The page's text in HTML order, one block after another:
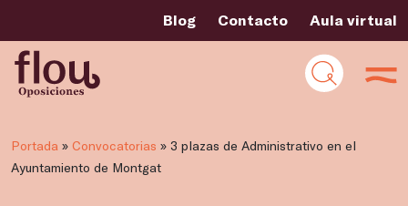
Blog Contacto Aula virtual
Portada » Convocatorias » 3 plazas de Administrativo en el
Ayuntamiento de Montgat